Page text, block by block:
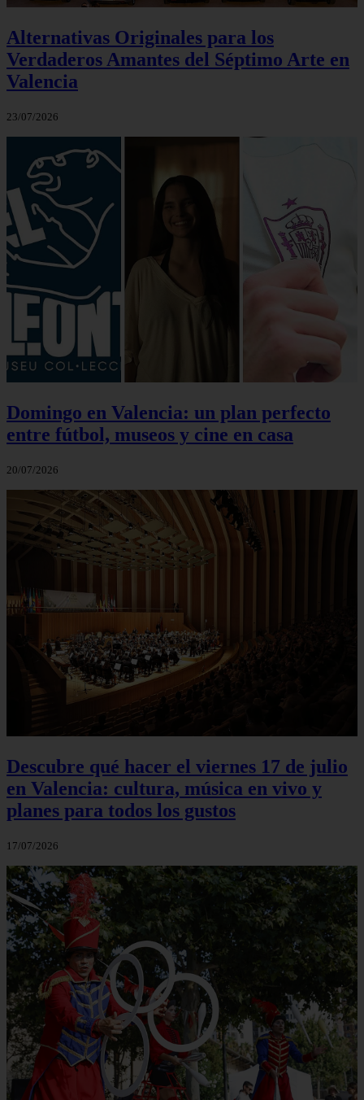
Alternativas Originales para los
Verdaderos Amantes del Séptimo Arte en
Valencia
23/07/2026
Domingo en Valencia: un plan perfecto
entre fútbol, museos y cine en casa
20/07/2026
Descubre qué hacer el viernes 17 de julio
en Valencia: cultura, música en vivo y
planes para todos los gustos
17/07/2026